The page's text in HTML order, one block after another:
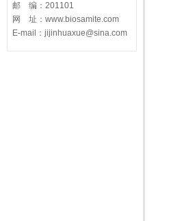
邮 编：201101
网 址：www.biosamite.com
E-mail：jijinhuaxue@sina.com